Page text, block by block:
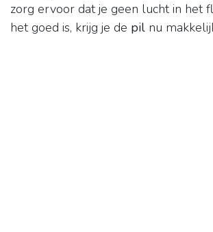
zorg ervoor dat je geen lucht in het
het goed is, krijg je de pil nu